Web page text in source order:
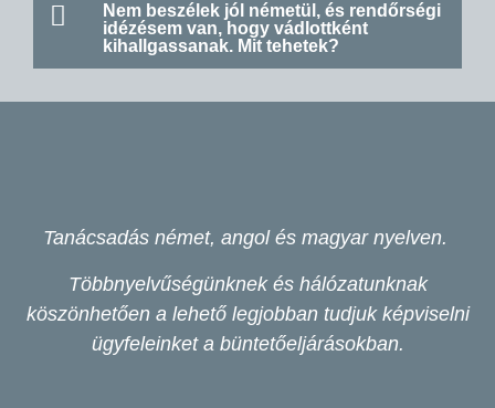
Nem beszélek jól németül, és rendőrségi
idézésem van, hogy vádlottként
kihallgassanak. Mit tehetek?
Tanácsadás német, angol és magyar nyelven.
Többnyelvűségünknek és hálózatunknak
köszönhetően a lehető legjobban tudjuk képviselni
ügyfeleinket a büntetőeljárásokban.